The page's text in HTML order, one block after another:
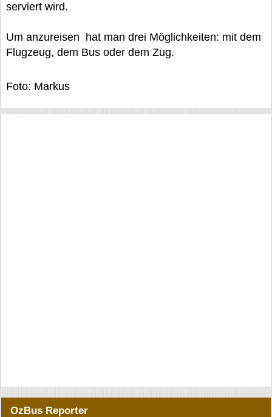
serviert wird.
Um anzureisen hat man drei Möglichkeiten: mit dem
Flugzeug, dem Bus oder dem Zug.
Foto: Markus
OzBus Reporter